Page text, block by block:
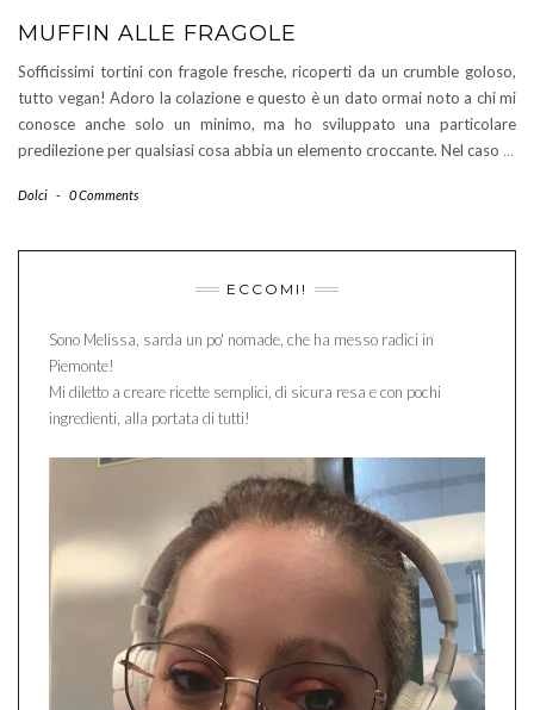
MUFFIN ALLE FRAGOLE
Sofficissimi tortini con fragole fresche, ricoperti da un crumble goloso,
tutto vegan! Adoro la colazione e questo è un dato ormai noto a chi mi
conosce anche solo un minimo, ma ho sviluppato una particolare
predilezione per qualsiasi cosa abbia un elemento croccante. Nel caso …
Dolci - 0 Comments
ECCOMI!
Sono Melissa, sarda un po' nomade, che ha messo radici in
Piemonte!
Mi diletto a creare ricette semplici, di sicura resa e con pochi
ingredienti, alla portata di tutti!